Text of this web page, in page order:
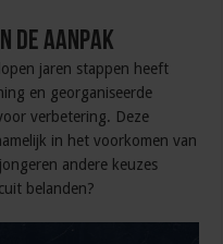
de aanpak
jaren stappen heeft
en georganiseerde
verbetering. Deze
in het voorkomen van
andere keuzes
belanden?